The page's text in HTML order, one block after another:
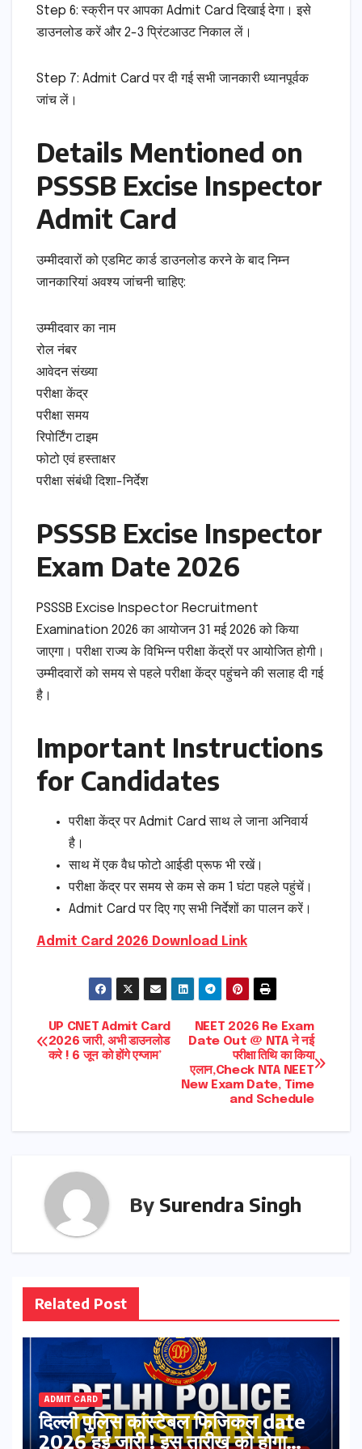
Step 6: स्क्रीन पर आपका Admit Card दिखाई देगा। इसे
डाउनलोड करें और 2-3 प्रिंटआउट निकाल लें।
Step 7: Admit Card पर दी गई सभी जानकारी ध्यानपूर्वक
जांच लें।
Details Mentioned on
PSSSB Excise Inspector
Admit Card
उम्मीदवारों को एडमिट कार्ड डाउनलोड करने के बाद निम्न
जानकारियां अवश्य जांचनी चाहिए:
उम्मीदवार का नाम
रोल नंबर
आवेदन संख्या
परीक्षा केंद्र
परीक्षा समय
रिपोर्टिंग टाइम
फोटो एवं हस्ताक्षर
परीक्षा संबंधी दिशा-निर्देश
PSSSB Excise Inspector
Exam Date 2026
PSSSB Excise Inspector Recruitment
Examination 2026 का आयोजन 31 मई 2026 को किया
जाएगा। परीक्षा राज्य के विभिन्न परीक्षा केंद्रों पर आयोजित होगी।
उम्मीदवारों को समय से पहले परीक्षा केंद्र पहुंचने की सलाह दी गई
है।
Important Instructions
for Candidates
परीक्षा केंद्र पर Admit Card साथ ले जाना अनिवार्य
है।
साथ में एक वैध फोटो आईडी प्रूफ भी रखें।
परीक्षा केंद्र पर समय से कम से कम 1 घंटा पहले पहुंचें।
Admit Card पर दिए गए सभी निर्देशों का पालन करें।
Admit Card 2026 Download Link
Post
navigation
NEET 2026 Re Exam
Date Out @ NTA ने नई
परीक्षा तिथि का किया
एलान,Check NTA NEET
New Exam Date, Time
and Schedule
UP CNET Admit Card
2026 जारी, अभी डाउनलोड
करे ! 6 जून को होंगे एग्जाम’
By Surendra Singh
Related Post
ADMIT CARD
दिल्ली पुलिस कांस्टेबल फिजिकल date
2026 हुई जारी ! इस तारीख को होगा